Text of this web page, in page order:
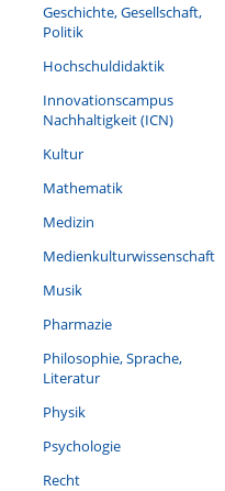
Geschichte, Gesellschaft,
Politik
Hochschuldidaktik
Innovationscampus
Nachhaltigkeit (ICN)
Kultur
Mathematik
Medizin
Medienkulturwissenschaft
Musik
Pharmazie
Philosophie, Sprache,
Literatur
Physik
Psychologie
Recht